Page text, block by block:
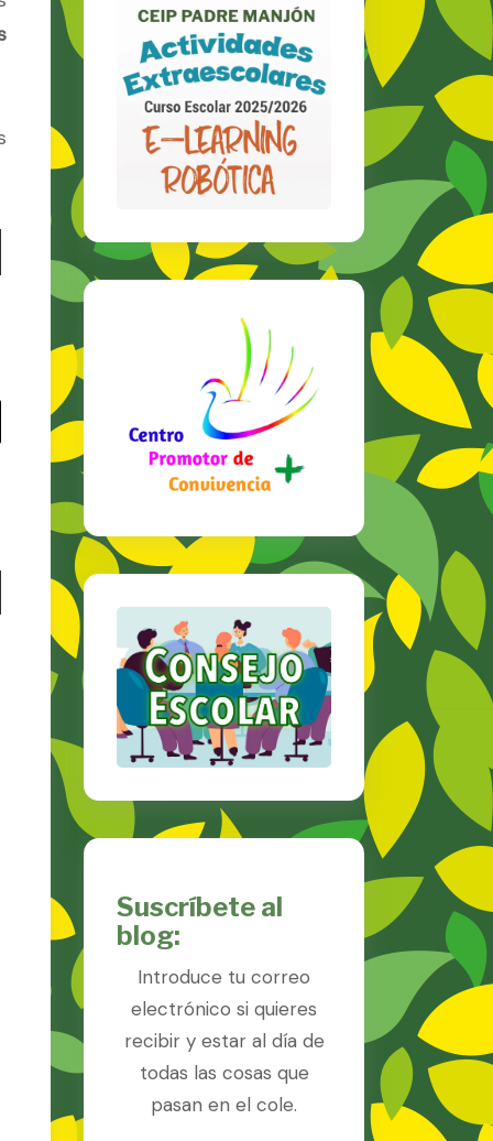
Suscríbete al
blog:
Introduce tu correo
electrónico si quieres
recibir y estar al día de
todas las cosas que
pasan en el cole.